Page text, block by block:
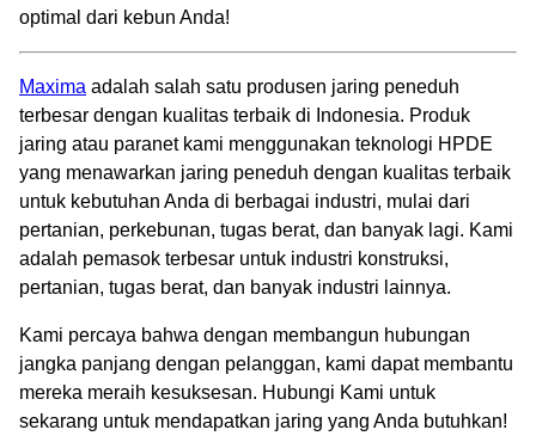
optimal dari kebun Anda!
Maxima adalah salah satu produsen jaring peneduh
terbesar dengan kualitas terbaik di Indonesia. Produk
jaring atau paranet kami menggunakan teknologi HPDE
yang menawarkan jaring peneduh dengan kualitas terbaik
untuk kebutuhan Anda di berbagai industri, mulai dari
pertanian, perkebunan, tugas berat, dan banyak lagi. Kami
adalah pemasok terbesar untuk industri konstruksi,
pertanian, tugas berat, dan banyak industri lainnya.
Kami percaya bahwa dengan membangun hubungan
jangka panjang dengan pelanggan, kami dapat membantu
mereka meraih kesuksesan. Hubungi Kami untuk
sekarang untuk mendapatkan jaring yang Anda butuhkan!